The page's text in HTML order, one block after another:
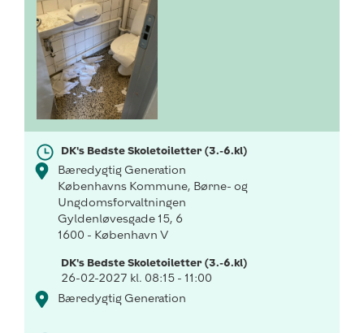
DK's Bedste Skoletoiletter (3.-6.kl)
Bæredygtig Generation
Københavns Kommune, Børne- og
Ungdomsforvaltningen
Gyldenløvesgade 15, 6
1600 - København V
DK's Bedste Skoletoiletter (3.-6.kl)
26-02-2027 kl. 08:15 - 11:00
Bæredygtig Generation